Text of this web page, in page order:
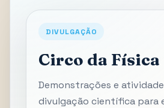
DIVULGAÇÃO
Circo da Física
Demonstrações e
divulgação científica para